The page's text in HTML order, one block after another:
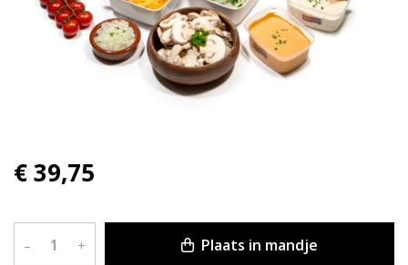
€ 39,75
– + Plaats in mandje